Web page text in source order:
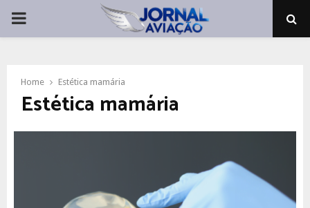
PRIMARY
Home Estética mamária
Estética mamária